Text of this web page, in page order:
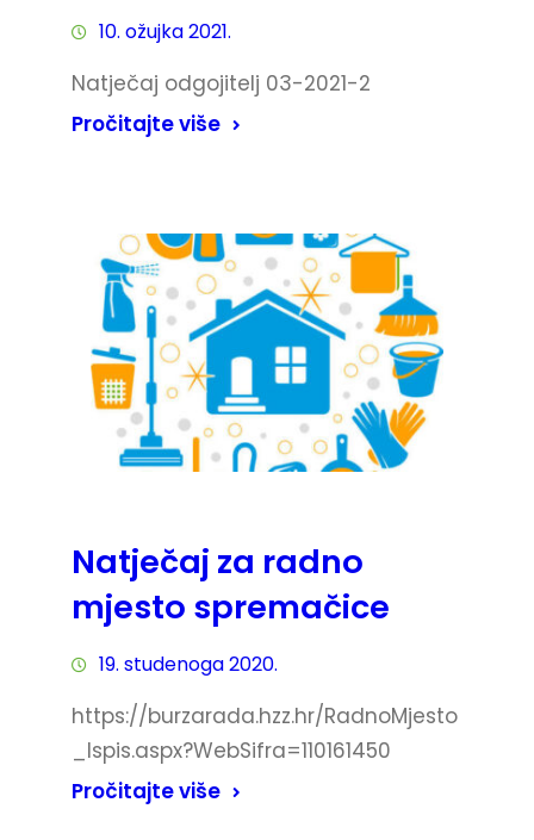
10. ožujka 2021.
Natječaj odgojitelj 03-2021-2
Pročitajte više
Natječaj za radno
mjesto spremačice
19. studenoga 2020.
https://burzarada.hzz.hr/RadnoMjesto
_Ispis.aspx?WebSifra=110161450
Pročitajte više